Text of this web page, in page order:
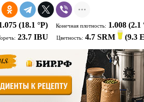
(18.1 °P) Конечная плотность: 1.008 (2.1
23.7 IBU Цветность: 4.7 SRM (9.3